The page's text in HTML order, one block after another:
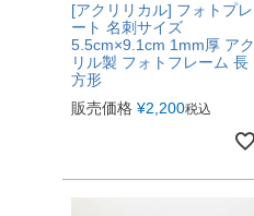
[アクリリカル] フォトプレ
ート 名刺サイズ
5.5cm×9.1cm 1mm厚 アク
リル製 フォトフレーム 長
方形
販売価格 ¥2,200税込